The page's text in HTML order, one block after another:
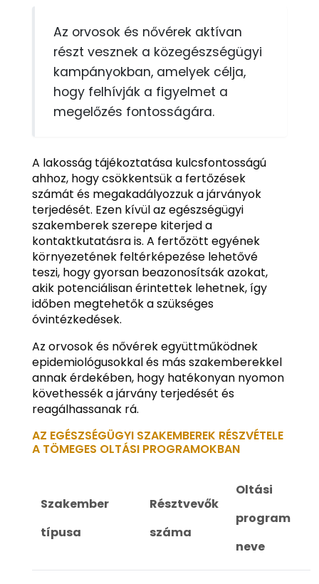
Az orvosok és nővérek aktívan
részt vesznek a közegészségügyi
kampányokban, amelyek célja,
hogy felhívják a figyelmet a
megelőzés fontosságára.
A lakosság tájékoztatása kulcsfontosságú
ahhoz, hogy csökkentsük a fertőzések
számát és megakadályozzuk a járványok
terjedését. Ezen kívül az egészségügyi
szakemberek szerepe kiterjed a
kontaktkutatásra is. A fertőzött egyének
környezetének feltérképezése lehetővé
teszi, hogy gyorsan beazonosítsák azokat,
akik potenciálisan érintettek lehetnek, így
időben megtehetők a szükséges
óvintézkedések.
Az orvosok és nővérek együttműködnek
epidemiológusokkal és más szakemberekkel
annak érdekében, hogy hatékonyan nyomon
követhessék a járvány terjedését és
reagálhassanak rá.
AZ EGÉSZSÉGÜGYI SZAKEMBEREK RÉSZVÉTELE
A TÖMEGES OLTÁSI PROGRAMOKBAN
Szakember
típusa
Résztvevők
száma
Oltási
program
neve